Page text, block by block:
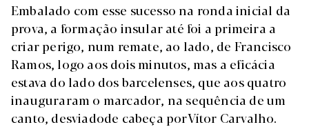
Embalado com esse sucesso na ronda inicial da
prova, a formação insular até foi a primeira a
criar perigo, num remate, ao lado, de Francisco
Ramos, logo aos dois minutos, mas a eficácia
estava do lado dos barcelenses, que aos quatro
inauguraram o marcador, na sequência de um
canto, desviadode cabeça porVítor Carvalho.